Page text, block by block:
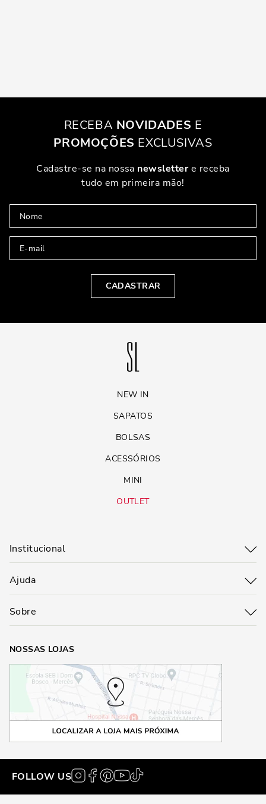
RECEBA NOVIDADES E
PROMOÇÕES EXCLUSIVAS
Cadastre-se na nossa newslettere receba
tudo em primeira mão!
CADASTRAR
NEW IN
SAPATOS
BOLSAS
ACESSÓRIOS
MINI
OUTLET
Institucional
Ajuda
Sobre
NOSSAS LOJAS
FOLLOW US